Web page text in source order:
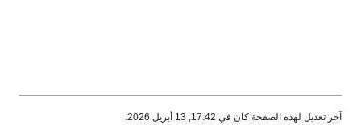
آخر تعديل لهذه الصفحة كان في 17:42, 13 أبريل 2026.